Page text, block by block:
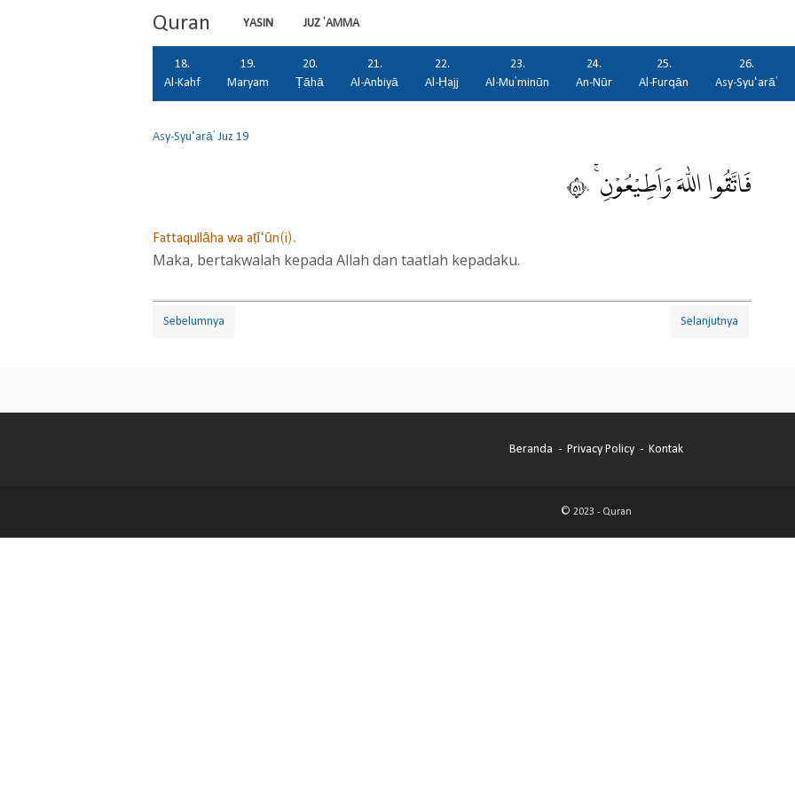
Quran YASIN
JUZ 'AMMA
18.
Al-Kahf
19.
Maryam
20.
Ṭāhā
21.
Al-Anbiyā
22.
Al-Ḥajj
23.
Al-Mu'minūn
24.
An-Nūr
25.
Al-Furqān
26.
Asy-Syu‘arā'
Asy-Syu‘arā'Juz 19
فَاتَّقُوا اللّٰهَ وَاَطِيْعُوْنِ ۚ ١٥٠
Fattaqullāha wa aṭī‘ūn(i).
Maka, bertakwalah kepada Allah dan taatlah kepadaku.
Sebelumnya Selanjutnya
Beranda Privacy Policy Kontak
© 2023 - Quran